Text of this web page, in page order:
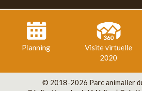
Planning
Visite virtuelle
2020
© 2018-2026 Parc animalier